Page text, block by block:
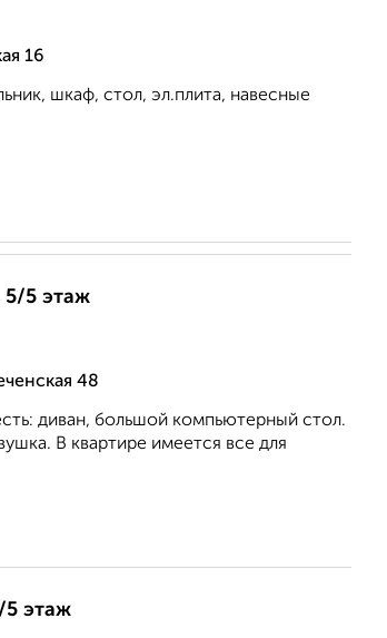
16
шкаф, стол, эл.плита, навесные
5/5 этаж
48
диван, большой компьютерный стол.
В квартире имеется все для
5 этаж